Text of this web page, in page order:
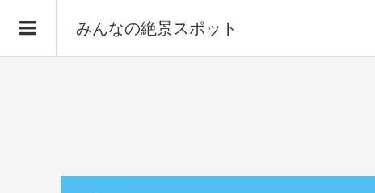
みんなの絶景スポット